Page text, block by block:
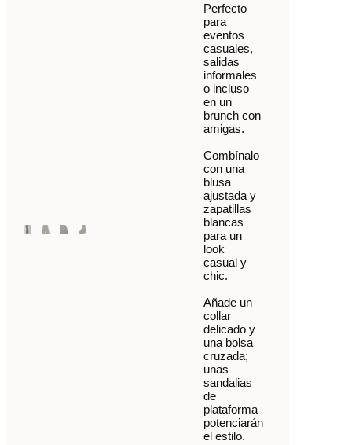
Perfecto
para
eventos
casuales,
salidas
informales
o incluso
en un
brunch con
amigas.
Combínalo
con una
blusa
ajustada y
zapatillas
blancas
para un
look
casual y
chic.
Añade un
collar
delicado y
una bolsa
cruzada;
unas
sandalias
de
plataforma
potenciarán
el estilo.